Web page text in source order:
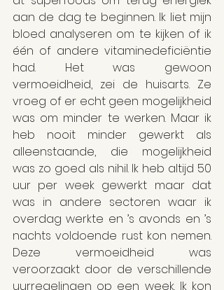
aan de dag te beginnen. Ik liet mijn
bloed analyseren om te kijken of ik
één of andere vitaminedeficiëntie
had. Het was gewoon
vermoeidheid, zei de huisarts. Ze
vroeg of er echt geen mogelijkheid
was om minder te werken. Maar ik
heb nooit minder gewerkt als
alleenstaande, die mogelijkheid
was zo goed als nihil. Ik heb altijd 50
uur per week gewerkt maar dat
was in andere sectoren waar ik
overdag werkte en ’s avonds en ’s
nachts voldoende rust kon nemen.
Deze vermoeidheid was
veroorzaakt door de verschillende
uurregelingen op een week. Ik kon